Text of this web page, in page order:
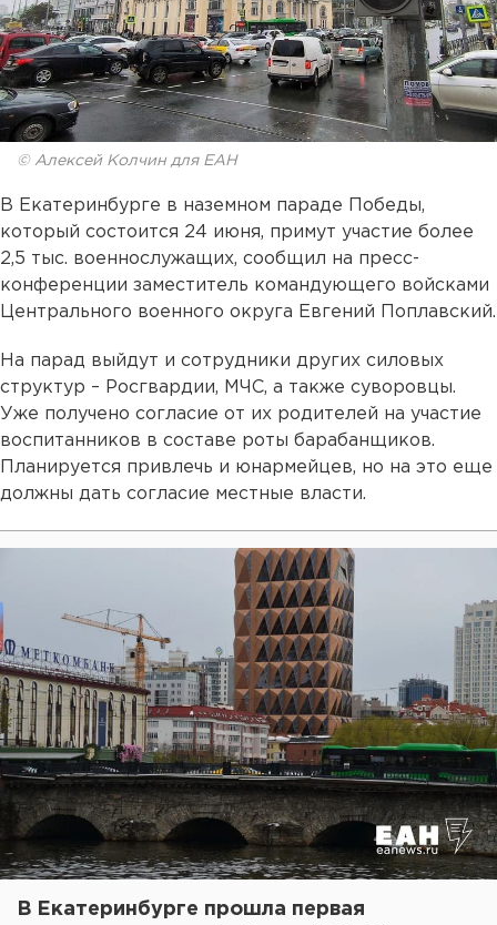
© Алексей Колчин для ЕАН
В Екатеринбурге в наземном параде Победы,
который состоится 24 июня, примут участие более
2,5 тыс. военнослужащих, сообщил на пресс-
конференции заместитель командующего войсками
Центрального военного округа Евгений Поплавский.
На парад выйдут и сотрудники других силовых
структур – Росгвардии, МЧС, а также суворовцы.
Уже получено согласие от их родителей на участие
воспитанников в составе роты барабанщиков.
Планируется привлечь и юнармейцев, но на это еще
должны дать согласие местные власти.
В Екатеринбурге прошла первая